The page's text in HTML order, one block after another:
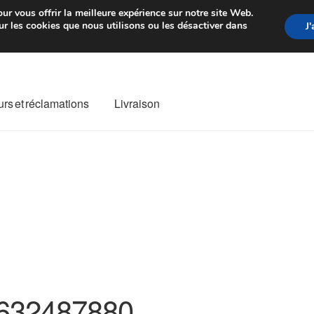
de 7 EUR Du lundi au
et réclamations Livraison
vous offrir la meilleure expérience sur notre site Web.
les cookies que nous utilisons ou les désactiver dans